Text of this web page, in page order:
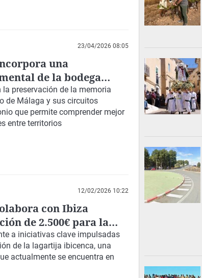
23/04/2026 08:05
una
de la bodega
Zweifel, comerciante
preservación de la memoria
de Málaga y sus circuitos
que permite comprender mejor
entre territorios
12/02/2026 10:22
con Ibiza
de 2.500€ para la
de la isla.
a iniciativas clave impulsadas
de la lagartija ibicenca, una
actualmente se encuentra en